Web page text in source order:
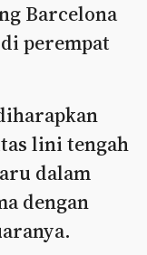
Barcelona
perempat
lini tengah
dalam
dengan